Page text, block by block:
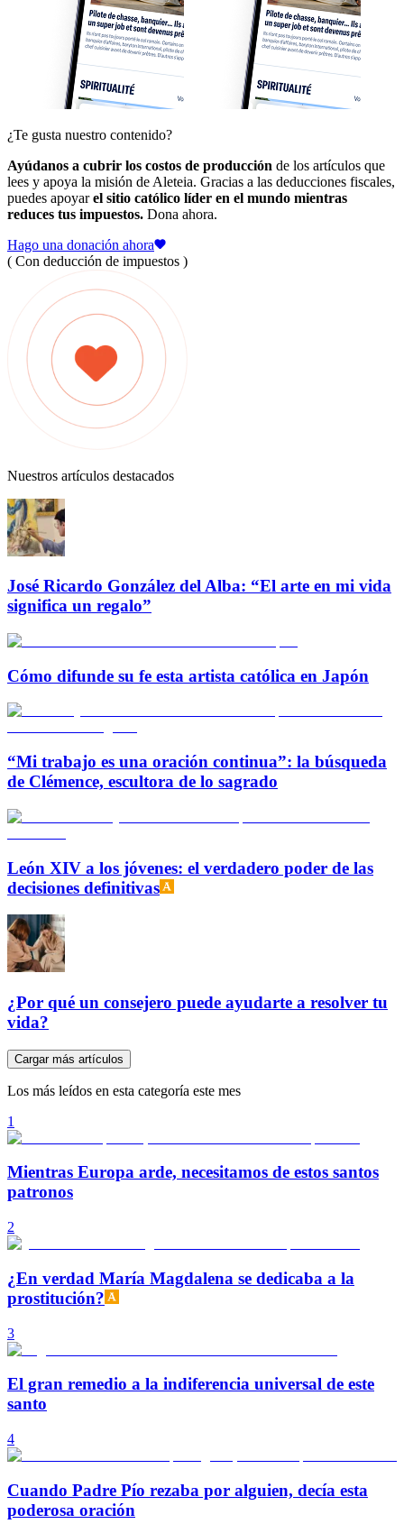
¿Te gusta nuestro contenido?
Ayúdanos a cubrir los costos de producción de los artículos que
lees y apoya la misión de Aleteia. Gracias a las deducciones fiscales,
puedes apoyarel sitio católico líder en el mundo mientras
reduces tus impuestos. Dona ahora.
Hago una donación ahora
( Con deducción de impuestos )
Nuestros artículos destacados
José Ricardo González del Alba: “El arte en mi vida
significa un regalo”
Cómo difunde su fe esta artista católica en Japón
“Mi trabajo es una oración continua”: la búsqueda
de Clémence, escultora de lo sagrado
León XIV a los jóvenes: el verdadero poder de las
decisiones definitivas
¿Por qué un consejero puede ayudarte a resolver tu
vida?
Cargar más artículos
Los más leídos en esta categoría este mes
1
Mientras Europa arde, necesitamos de estos santos
patronos
2
¿En verdad María Magdalena se dedicaba a la
prostitución?
3
El gran remedio a la indiferencia universal de este
santo
4
Cuando Padre Pío rezaba por alguien, decía esta
poderosa oración